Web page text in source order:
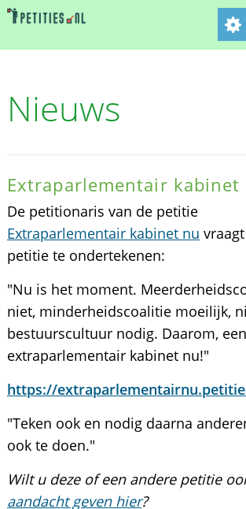
Nieuws
Extraparlementair kabinet
De petitionaris van de petitie
Extraparlementair kabinet nu
petitie te ondertekenen:
"Nu is het moment.
niet, minderheidscoalitie moeilijk,
bestuurscultuur nodig. Daarom, een
extraparlementair kabinet nu!"
https://
"Teken ook en nodig daarna
ook te doen."
Wilt u deze of een andere petitie
aandacht geven hier?